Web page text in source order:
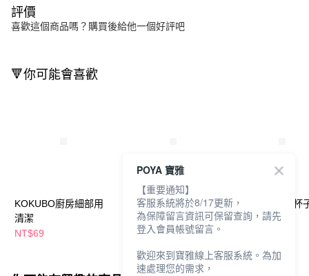
評價
喜歡這個商品嗎？購買後給他一個好評吧
🔻你可能會喜歡
KOKUBO廚房細部用
清潔
NT$69
KOKUBO爐灶周圍清
潔棒-4入
NT$59
KOKUBO抗菌杯
潔刷
POYA 寶雅
【重要通知】
客服系統將於8/17更新，
為保障留言資訊可保留查詢，請先
登入會員帳號留言。
歡迎來到寶雅線上客服系統。為加
速處理您的需求，